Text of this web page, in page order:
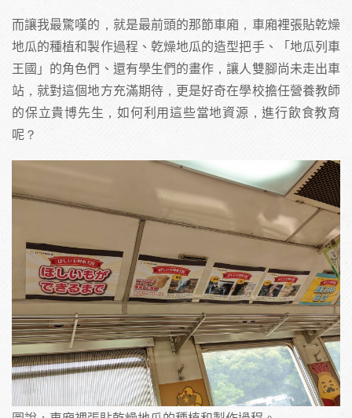
而讓我最驚嘆的，就是最前頭的那節車廂，車廂裡張貼乾燥
地瓜的種植和製作過程、乾燥地瓜的造型把手、「地瓜列車
王國」的角色們、還有學生們的畫作，讓人雙腳尚未走出車
站，就對這個地方充滿期待，更是好奇在學校擔任營養教師
的保立貴博先生，如何利用這些當地資源，進行飲食教育
呢？